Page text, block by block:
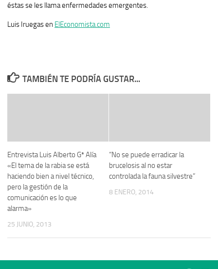
éstas se les llama enfermedades emergentes.
Luis Iruegas en ElEconomista.com
TAMBIÉN TE PODRÍA GUSTAR...
Entrevista Luis Alberto Gª Alía
«El tema de la rabia se está
haciendo bien a nivel técnico,
pero la gestión de la
comunicación es lo que
alarma»
25 JUNIO, 2013
“No se puede erradicar la
brucelosis al no estar
controlada la fauna silvestre”
8 ENERO, 2014